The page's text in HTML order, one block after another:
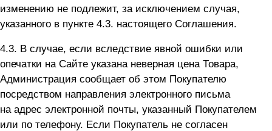
изменению не подлежит, за исключением случая,
указанного в пункте 4.3. настоящего Соглашения.
4.3. В случае, если вследствие явной ошибки или
опечатки на Сайте указана неверная цена Товара,
Администрация сообщает об этом Покупателю
посредством направления электронного письма
на адрес электронной почты, указанный Покупателем
или по телефону. Если Покупатель не согласен